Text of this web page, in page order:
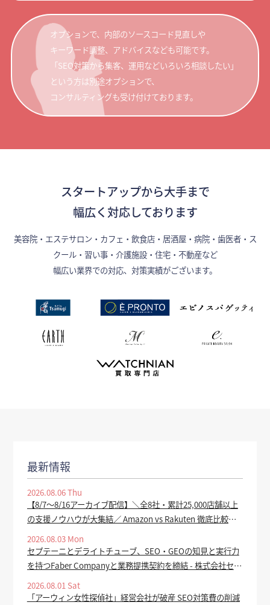
オプションで、内部のソースコード見直しや
キーワード調整、アドバイスなども可能です。
「SEO対策から集客、運用などいろいろ相談したい」
という方は別途オプションで、
コンサルティングも受け付けております。
スタートアップから大手まで
幅広く対応しております
美容院・エステサロン・カフェ・飲食店・居酒屋・病院・歯医者・ス
クール・習い事・介護施設・住宅・不動産など
幅広い業界での対応、対策実績がございます。
最新情報
2026.08.06 Thu
【8/7～8/16アーカイブ配信】＼全8社・累計25,000店舗以上
の支援ノウハウが大集結／ Amazon vs Rakuten 徹底比較
告・セール対策 ー - ECのミカタ
2026.08.03 Mon
セプテーニとデライトチューブ、SEO・GEOの知見と実行力
を持つFaber Companyと業務提携契約を締結 - 株式会社セプ
2026.08.01 Sat
「アーウィン女性探偵社」経営会社が破産 SEO対策費の削減